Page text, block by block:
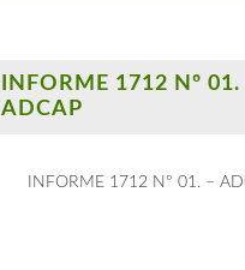
INFORME 1712 Nº 01.
ADCAP
INFORME 1712 Nº 01. –